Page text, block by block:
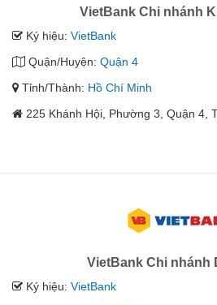
VietBank Chi nhánh
Ký hiệu: VietBank
Quận/Huyện: Quận 4
Tỉnh/Thành: Hồ Chí Minh
225 Khánh Hội, Phường 3, Quận 4,
VietBank Chi nhánh
Ký hiệu: VietBank